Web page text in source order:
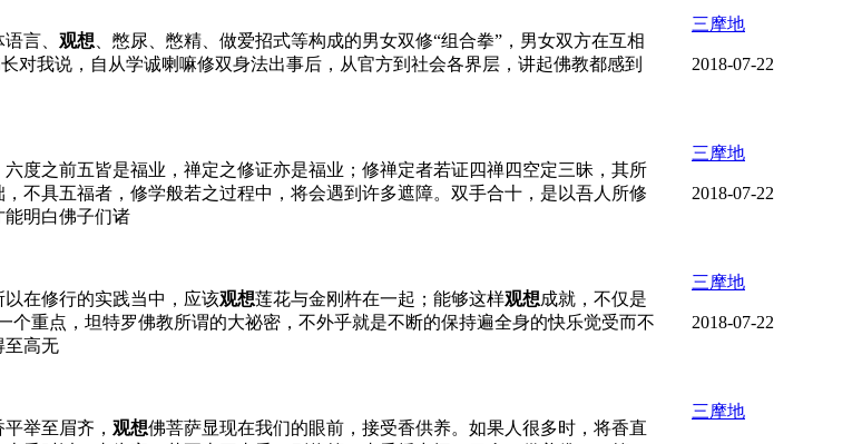
言、 观想 、憋尿、憋精、做爱招式等构成的男女双修“组合拳”，男女双方在互相
我说，自从学诚喇嘛修双身法出事后，从官方到社会各界层，讲起佛教都感到
三摩地
2018-07-22
度之前五皆是福业，禅定之修证亦是福业；修禅定者若证四禅四空定三昧，其所
不具五福者，修学般若之过程中，将会遇到许多遮障。双手合十，是以吾人所修
明白佛子们诸
三摩地
2018-07-22
在修行的实践当中，应该观想莲花与金刚杵在一起；能够这样观想成就，不仅是
重点，坦特罗佛教所谓的大祕密，不外乎就是不断的保持遍全身的快乐觉受而不
至高无
三摩地
2018-07-22
举至眉齐， 观想佛菩萨显现在我们的眼前，接受香供养。如果人很多时，将香直
三摩地